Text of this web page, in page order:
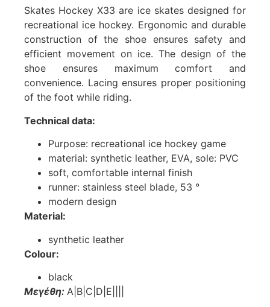
Skates Hockey X33 are ice skates designed for
recreational ice hockey. Ergonomic and durable
construction of the shoe ensures safety and
efficient movement on ice. The design of the
shoe ensures maximum comfort and
convenience. Lacing ensures proper positioning
of the foot while riding.
Technical data:
Purpose: recreational ice hockey game
material: synthetic leather, EVA, sole: PVC
soft, comfortable internal finish
runner: stainless steel blade, 53 °
modern design
Material:
synthetic leather
Colour:
black
Μεγέθη: A|B|C|D|E||||